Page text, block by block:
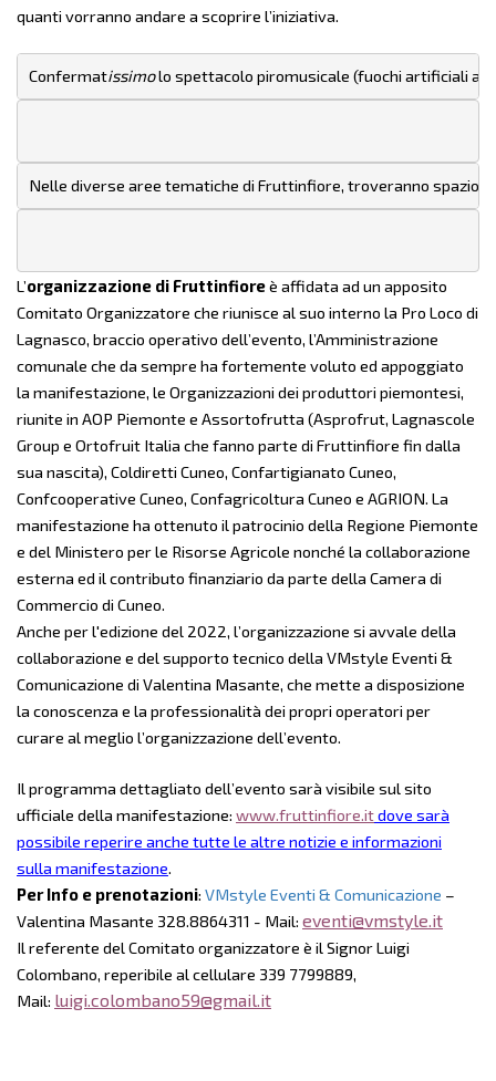
quanti vorranno andare a scoprire l’iniziativa.
Confermatissimo lo spettacolo piromusicale (fuochi artificiali a
Nelle diverse aree tematiche di Fruttinfiore, troveranno spazio
L’organizzazione di Fruttinfioreè affidata ad un apposito
Comitato Organizzatore che riunisce al suo interno la Pro Loco di
Lagnasco, braccio operativo dell’evento, l’Amministrazione
comunale che da sempre ha fortemente voluto ed appoggiato
la manifestazione, le Organizzazioni dei produttori piemontesi,
riunite in AOP Piemonte e Assortofrutta (Asprofrut, Lagnascole
Group e Ortofruit Italia che fanno parte di Fruttinfiore fin dalla
sua nascita), Coldiretti Cuneo, Confartigianato Cuneo,
Confcooperative Cuneo, Confagricoltura Cuneo e AGRION. La
manifestazione ha ottenuto il patrocinio della Regione Piemonte
e del Ministero per le Risorse Agricole nonché la collaborazione
esterna ed il contributo finanziario da parte della Camera di
Commercio di Cuneo.
Anche per l'edizione del 2022, l’organizzazione si avvale della
collaborazione e del supporto tecnico della VMstyle Eventi &
Comunicazione di Valentina Masante, che mette a disposizione
la conoscenza e la professionalità dei propri operatori per
curare al meglio l’organizzazione dell’evento.
Il programma dettagliato dell’evento sarà visibile sul sito
ufficiale della manifestazione: www.fruttinfiore.itdove sarà
possibile reperire anche tutte le altre notizie e informazioni
sulla manifestazione
Per Info e prenotazioni: VMstyle Eventi & Comunicazione –
Valentina Masante 328.8864311 - Mail: eventi@vmstyle.it
Il referente del Comitato organizzatore è il Signor Luigi
Colombano, reperibile al cellulare 339 7799889,
Mail: luigi.colombano59@gmail.it